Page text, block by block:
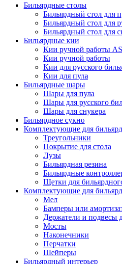
Бильярдные столы
Бильярдный стол для
Бильярдный стол для
Бильярдный стол для
Бильярдные кии
Кии ручной работы AS
Кии ручной работы
Кии для русского
Кии для пула
Бильярдные шары
Шары для пула
Шары для русского
Шары для снукера
Бильярдное сукно
Комплектующие для
Треугольники
Покрытие для стола
Лузы
Бильярдная резина
Бильярдные
Щетки для
Комплектующие для
Мел
Бамперы или
Держатели и подвесы
Мосты
Наконечники
Перчатки
Шейперы
Бильярдный интерьер